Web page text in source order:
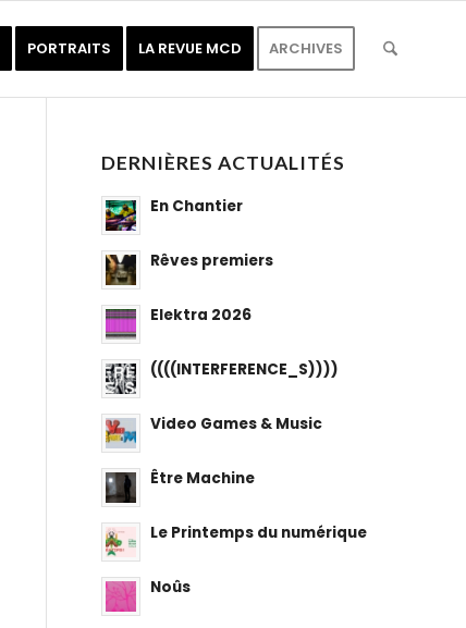
PORTRAITS LA REVUE MCD ARCHIVES
DERNIÈRES ACTUALITÉS
En Chantier
Rêves premiers
Elektra 2026
((((INTERFERENCE_S))))
Video Games & Music
Être Machine
Le Printemps du numérique
Noûs